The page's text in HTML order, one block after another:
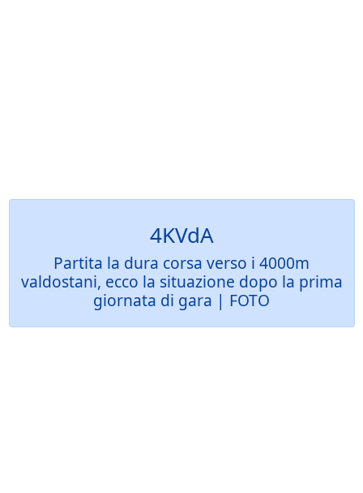
4KVdA
Partita la dura corsa verso i 4000m
valdostani, ecco la situazione dopo la prima
giornata di gara | FOTO